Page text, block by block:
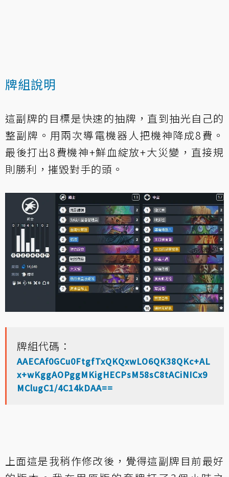
牌組說明
這副牌的目標是快速的抽牌，直到抽光自己的
整副牌。用兩次導電機器人把機神降成8費。
最後打出8費機神+鮮血綻放+大災變，直接規
則勝利，摧毀對手的頭。
牌組代碼：
AAECAf0GCu0FtgfTxQKQxwLO6QK38QKc+AL
x+wKggAOPggMKigHECPsM58sC8tACiNICx9
MClugC1/4C14kDAA==
上面這是我稍作修改後，覺得這副牌目前最好